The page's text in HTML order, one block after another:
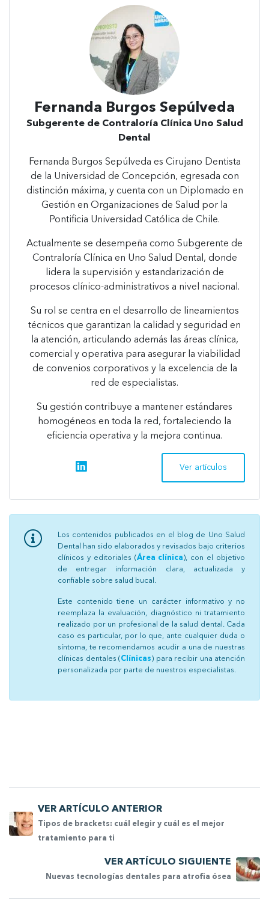
Fernanda Burgos Sepúlveda
Subgerente de Contraloría Clínica Uno Salud
Dental
Fernanda Burgos Sepúlveda es Cirujano Dentista
de la Universidad de Concepción, egresada con
distinción máxima, y cuenta con un Diplomado en
Gestión en Organizaciones de Salud por la
Pontificia Universidad Católica de Chile.
Actualmente se desempeña como Subgerente de
Contraloría Clínica en Uno Salud Dental, donde
lidera la supervisión y estandarización de
procesos clínico-administrativos a nivel nacional.
Su rol se centra en el desarrollo de lineamientos
técnicos que garantizan la calidad y seguridad en
la atención, articulando además las áreas clínica,
comercial y operativa para asegurar la viabilidad
de convenios corporativos y la excelencia de la
red de especialistas.
Su gestión contribuye a mantener estándares
homogéneos en toda la red, fortaleciendo la
eficiencia operativa y la mejora continua.
Ver artículos
Los contenidos publicados en el blog de Uno Salud
Dental han sido elaborados y revisados bajo criterios
clínicos y editoriales (Área clínica ), con el objetivo
de entregar información clara, actualizada y
confiable sobre salud bucal.
Este contenido tiene un carácter informativo y no
reemplaza la evaluación, diagnóstico ni tratamiento
realizado por un profesional de la salud dental. Cada
caso es particular, por lo que, ante cualquier duda o
síntoma, te recomendamos acudir a una de nuestras
clínicas dentales ( Clínicas ) para recibir una atención
personalizada por parte de nuestros especialistas.
VER ARTÍCULO ANTERIOR
Tipos de brackets: cuál elegir y cuál es el mejor
tratamiento para ti
VER ARTÍCULO SIGUIENTE
Nuevas tecnologías dentales para atrofia ósea